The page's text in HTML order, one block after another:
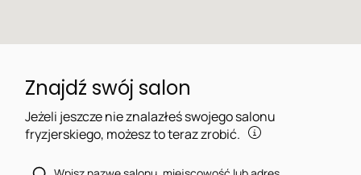
Znajdź swój salon
Jeżeli jeszcze nie znalazłeś swojego salonu
fryzjerskiego, możesz to teraz zrobić.